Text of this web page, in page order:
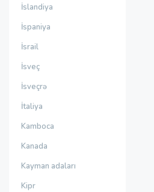
İslandiya
İspaniya
İsrail
İsveç
İsveçrə
İtaliya
Kamboca
Kanada
Kayman adaları
Kipr